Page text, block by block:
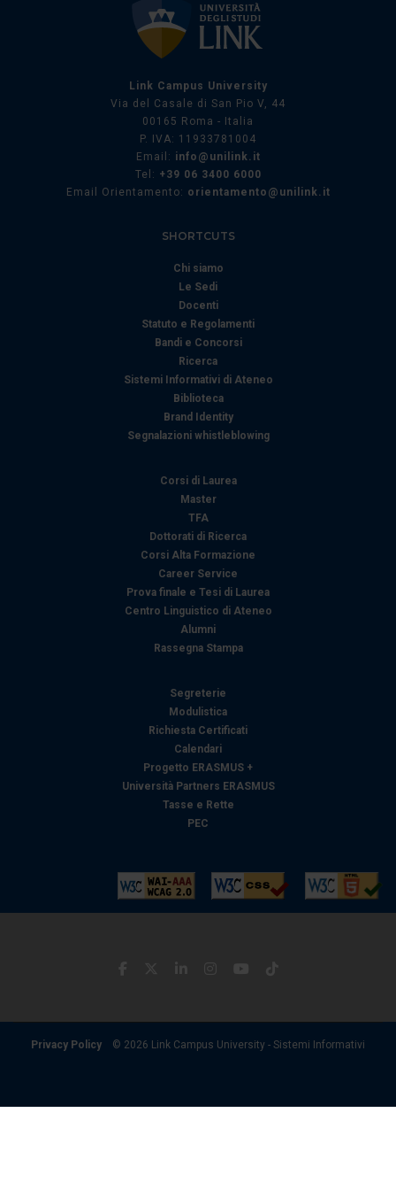
Utilizziamo i cookie per personalizzare contenuti ed
annunci, per fornire funzionalità dei social media e per
analizzare il nostro traffico. Condividiamo inoltre
informazioni sul modo in cui utilizza il nostro sito con i
nostri partner che si occupano di analisi dei dati web,
pubblicità e social media, i quali potrebbero combinarle
con altre informazioni che ha fornito loro o che hanno
raccolto dal suo utilizzo dei loro servizi.
Link Campus University
Via del Casale di San Pio V, 44
00165 Roma - Italia
P. IVA: 11933781004
Email: info@unilink.it
Tel: +39 06 3400 6000
Email Orientamento: orientamento@unilink.it
SHORTCUTS
Chi siamo
Le Sedi
Docenti
Statuto e Regolamenti
Bandi e Concorsi
Ricerca
Sistemi Informativi di Ateneo
Biblioteca
Brand Identity
Segnalazioni whistleblowing
Corsi di Laurea
Master
TFA
Dottorati di Ricerca
Corsi Alta Formazione
Career Service
Prova finale e Tesi di Laurea
Centro Linguistico di Ateneo
Alumni
Rassegna Stampa
Segreterie
Modulistica
Richiesta Certificati
Calendari
Progetto ERASMUS +
Università Partners ERASMUS
Tasse e Rette
PEC
Privacy Policy © 2026 Link Campus University - Sistemi Informativi